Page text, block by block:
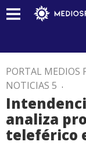
PORTAL MEDIOS
NOTICIAS 5 .
analiza
teleférico